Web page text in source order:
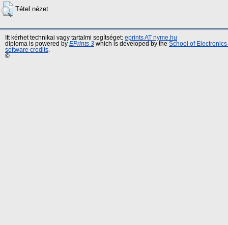
Tétel nézet
Itt kérhet technikai vagy tartalmi segítséget: eprints AT nyme.hu
diploma is powered by EPrints 3 which is developed by the School of
software credits
©